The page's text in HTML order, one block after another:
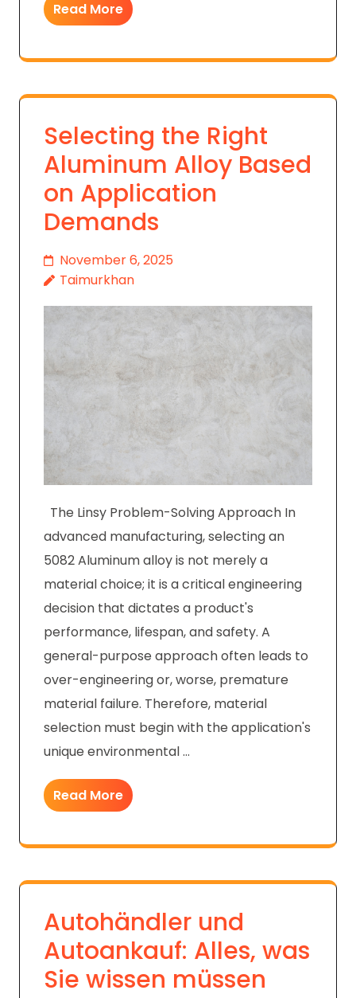
Read More
Selecting the Right
Aluminum Alloy Based
on Application
Demands
November 6, 2025
Taimurkhan
The Linsy Problem-Solving Approach In
advanced manufacturing, selecting an
5082 Aluminum alloy is not merely a
material choice; it is a critical engineering
decision that dictates a product's
performance, lifespan, and safety. A
general-purpose approach often leads to
over-engineering or, worse, premature
material failure. Therefore, material
selection must begin with the application's
unique environmental …
Read More
Autohändler und
Autoankauf: Alles, was
Sie wissen müssen